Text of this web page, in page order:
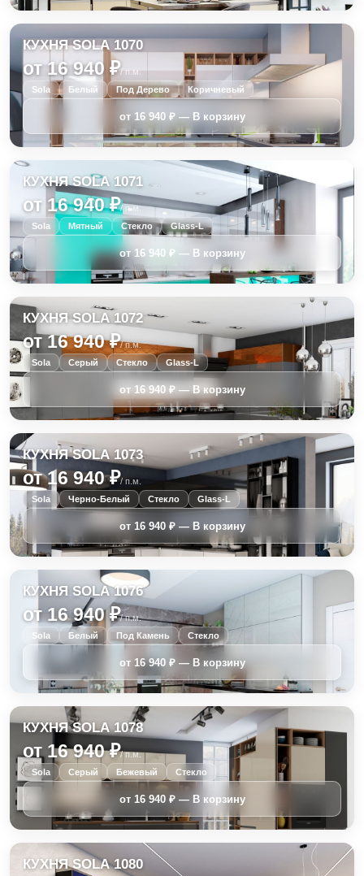
КУХНЯ SOLA 1070
от 16 940 ₽/ п.м.
Sola
Белый Под Дерево Коричневый
КУХНЯ SOLA 1071
от 16 940 ₽/ п.м.
Sola
Мятный Стекло Glass-L
КУХНЯ SOLA 1072
от 16 940 ₽/ п.м.
Sola
Серый Стекло Glass-L
КУХНЯ SOLA 1073
от 16 940 ₽/ п.м.
Sola
Черно-Белый Стекло Glass-L
КУХНЯ SOLA 1076
от 16 940 ₽/ п.м.
Sola
Белый Под Камень Стекло
КУХНЯ SOLA 1078
от 16 940 ₽/ п.м.
Sola
Серый Бежевый Стекло
КУХНЯ SOLA 1080